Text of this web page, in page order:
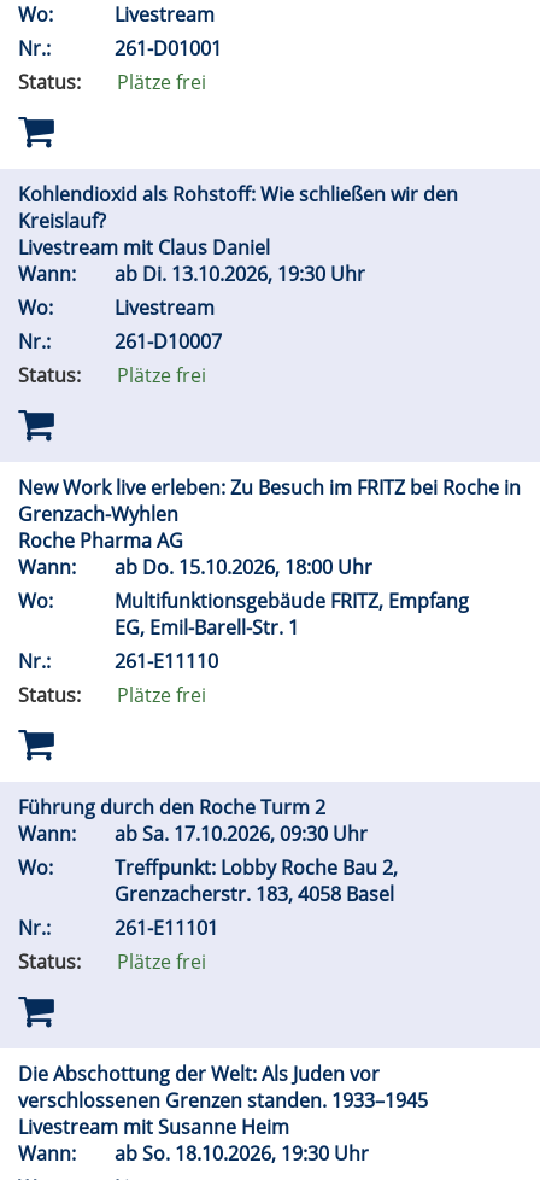
Wo:
Livestream
Nr.:
261-D01001
Status:
Plätze frei
Kohlendioxid als Rohstoff: Wie schließen wir den
Kreislauf?
Livestream mit Claus Daniel
Wann:
ab Di. 13.10.2026, 19:30 Uhr
Wo:
Livestream
Nr.:
261-D10007
Status:
Plätze frei
New Work live erleben: Zu Besuch im FRITZ bei Roche in
Grenzach-Wyhlen
Roche Pharma AG
Wann:
ab Do. 15.10.2026, 18:00 Uhr
Wo:
Multifunktionsgebäude FRITZ, Empfang
EG, Emil-Barell-Str. 1
Nr.:
261-E11110
Status:
Plätze frei
Führung durch den Roche Turm 2
Wann:
abSa. 17.10.2026, 09:30 Uhr
Wo:
Treffpunkt: Lobby Roche Bau 2,
Grenzacherstr. 183, 4058 Basel
Nr.:
261-E11101
Status:
Plätze frei
Die Abschottung der Welt: Als Juden vor
verschlossenen Grenzen standen. 1933–1945
Livestream mit Susanne Heim
Wann:
abSo. 18.10.2026, 19:30 Uhr